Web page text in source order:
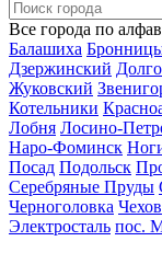
Все города по
Балашиха
Дзержинский
Жуковский
Котельники
Лобня Лосино-
Наро-Фоминск
Посад Подольск
Серебряные Пруды
Черноголовка Чехов
Электросталь пос.